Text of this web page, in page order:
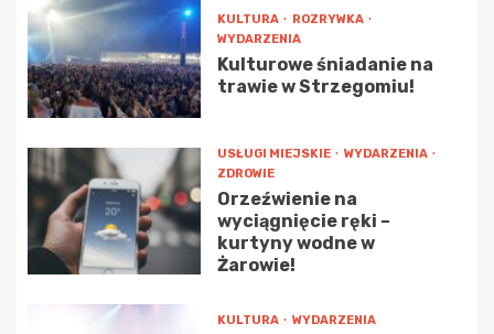
KULTURA
ROZRYWKA
WYDARZENIA
Kulturowe śniadanie na
trawie w Strzegomiu!
USŁUGI MIEJSKIE
WYDARZENIA
ZDROWIE
Orzeźwienie na
wyciągnięcie ręki –
kurtyny wodne w
Żarowie!
KULTURA WYDARZENIA